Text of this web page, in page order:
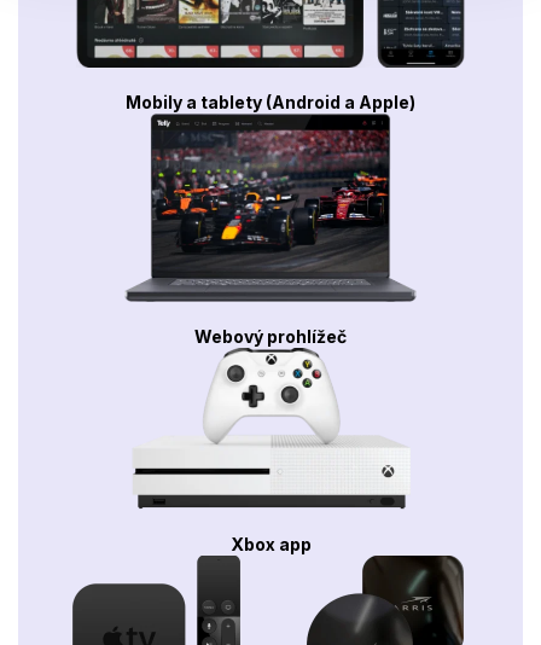
Mobily a tablety (Android a Apple)
Webový prohlížeč
Xbox app